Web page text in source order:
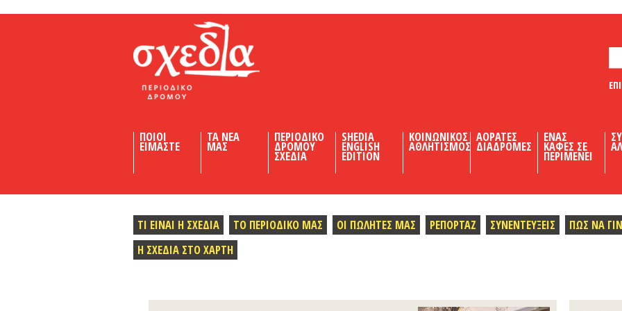
ΠΟΙΟΙ
ΕΙΜΑΣΤΕ
ΤΑ ΝΕΑ
ΜΑΣ
ΠΕΡΙΟΔΙΚΟ
ΔΡΟΜΟΥ
ΣΧΕΔΙΑ
SHEDIA
ENGLISH
EDITION
ΚΟΙΝΩΝΙΚΟΣ
ΑΘΛΗΤΙΣΜΟΣ
ΑΟΡΑΤΕΣ
ΔΙΑΔΡΟΜΕΣ
ΕΝΑΣ
ΚΑΦΕΣ ΣΕ
ΠΕΡΙΜΕΝΕΙ
ΤΙ ΕΙΝΑΙ Η ΣΧΕΔΙΑ ΤΟ ΠΕΡΙΟΔΙΚΟ ΜΑΣ ΟΙ ΠΩΛΗΤΕΣ ΜΑΣ ΡΕΠΟΡΤΑΖ ΣΥΝΕΝΤΕΥΞΕΙΣ
ΠΩΣ ΝΑ
Η ΣΧΕΔΙΑ ΣΤΟ ΧΑΡΤΗ